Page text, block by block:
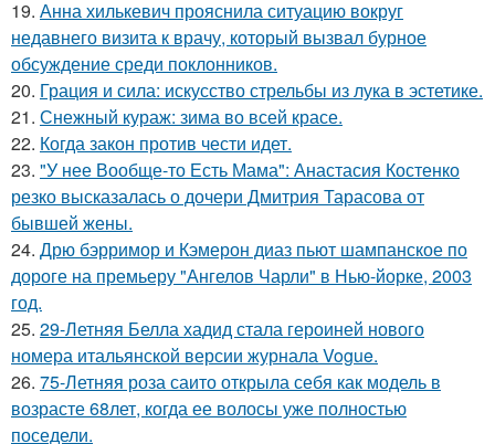
19. Анна хилькевич прояснила ситуацию вокруг
недавнего визита к врачу, который вызвал бурное
обсуждение среди поклонников.
20. Грация и сила: искусство стрельбы из лука в эстетике.
21. Снежный кураж: зима во всей красе.
22. Когда закон против чести идет.
23. "У нее Вообще-то Есть Мама": Анастасия Костенко
резко высказалась о дочери Дмитрия Тарасова от
бывшей жены.
24. Дрю бэрримор и Кэмерон диаз пьют шампанское по
дороге на премьеру "Ангелов Чарли" в Нью-йорке, 2003
год.
25. 29-Летняя Белла хадид стала героиней нового
номера итальянской версии журнала Vogue.
26. 75-Летняя роза саито открыла себя как модель в
возрасте 68лет, когда ее волосы уже полностью
поседели.